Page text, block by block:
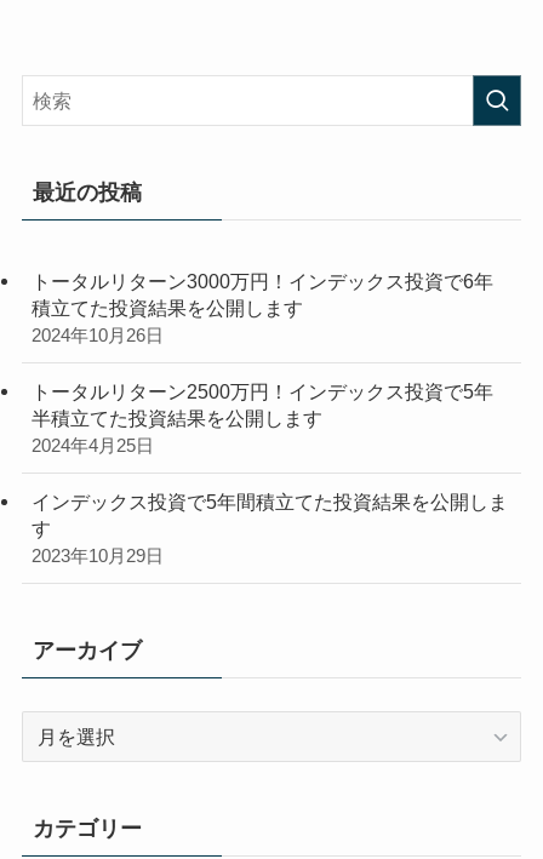
最近の投稿
トータルリターン3000万円！インデックス投資で6年
積立てた投資結果を公開します
2024年10月26日
トータルリターン2500万円！インデックス投資で5年
半積立てた投資結果を公開します
2024年4月25日
インデックス投資で5年間積立てた投資結果を公開しま
す
2023年10月29日
アーカイブ
ブ
カテゴリー